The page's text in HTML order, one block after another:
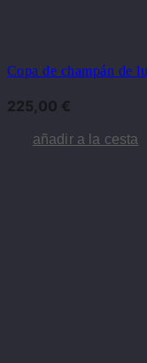
Copa de champán de
225,00 €
añadir a la cesta